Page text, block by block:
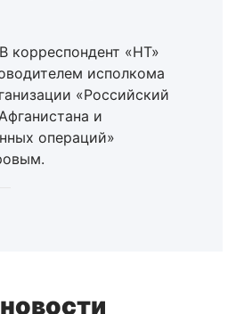
корреспондент «НТ»
исполкома
«Российский
и
операций»